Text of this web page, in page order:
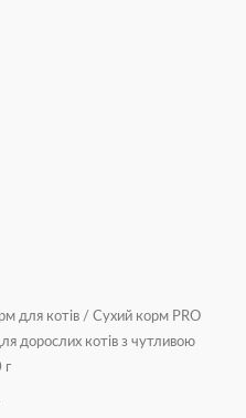
для котів / Сухий корм PRO
дорослих котів з чутливою
г